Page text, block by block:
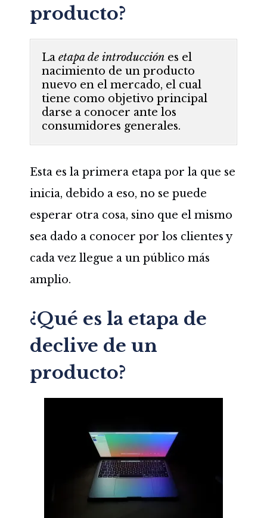
producto?
La etapa de introducciónes el
nacimiento de un producto
nuevo en el mercado, el cual
tiene como objetivo principal
darse a conocer ante los
consumidores generales.
Esta es la primera etapa por la que se
inicia, debido a eso, no se puede
esperar otra cosa, sino que el mismo
sea dado a conocer por los clientes y
cada vez llegue a un público más
amplio.
¿Qué es la etapa de
declive de un
producto?